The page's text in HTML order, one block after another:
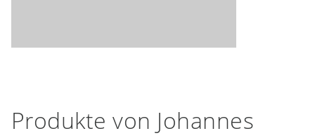
Produkte von Johannes